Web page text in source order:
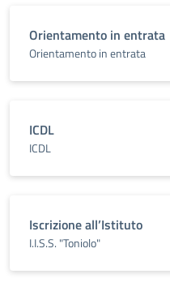
Orientamento in entrata
Orientamento in entrata
ICDL
ICDL
Iscrizione all’Istituto
I.I.S.S. "Toniolo"